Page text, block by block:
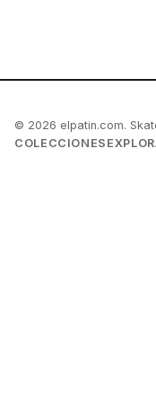
© 2026 elpatin.com.
COLECCIONES